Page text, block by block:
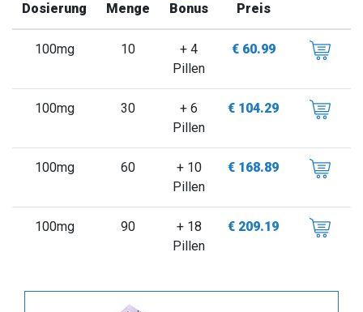
Dosierung Menge Bonus Preis
100mg 10
+ 4
Pillen
€ 60.99
100mg 30
+ 6
Pillen
€ 104.29
100mg 60
+ 10
Pillen
€ 168.89
100mg 90
+ 18
Pillen
€ 209.19